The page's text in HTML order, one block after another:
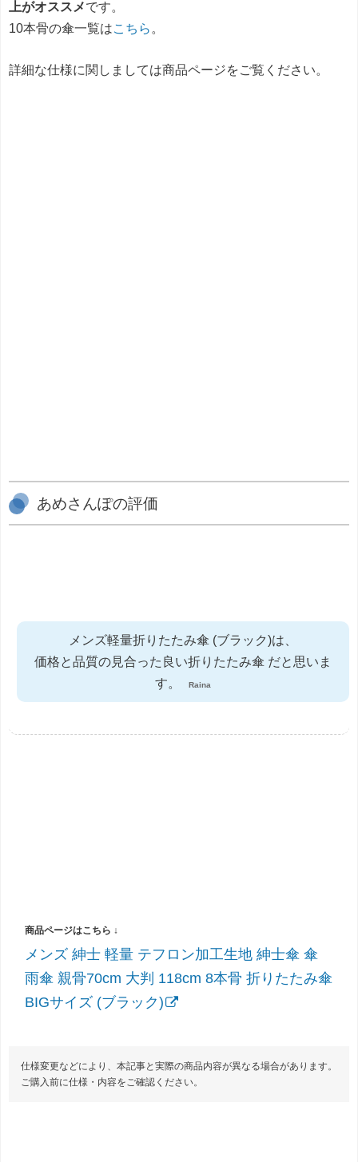
上がオススメです。
10本骨の傘一覧はこちら 。
詳細な仕様に関しましては商品ページをご覧ください。
あめさんぽの評価
メンズ軽量折りたたみ傘 (ブラック)は、
価格と品質の見合った良い折りたたみ傘 だと思いま
す。
Raina
メンズ 紳士 軽量 テフロン加工生地 紳士傘 傘
雨傘 親骨70cm 大判 118cm 8本骨 折りたたみ傘
BIGサイズ (ブラック)
仕様変更などにより、本記事と実際の商品内容が異なる場合があります。
ご購入前に仕様・内容をご確認ください。